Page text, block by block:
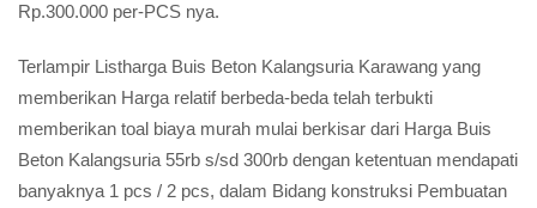
Rp.300.000 per-PCS nya.
Terlampir Listharga Buis Beton Kalangsuria Karawang yang
memberikan Harga relatif berbeda-beda telah terbukti
memberikan toal biaya murah mulai berkisar dari Harga Buis
Beton Kalangsuria 55rb s/sd 300rb dengan ketentuan mendapati
banyaknya 1 pcs / 2 pcs, dalam Bidang konstruksi Pembuatan